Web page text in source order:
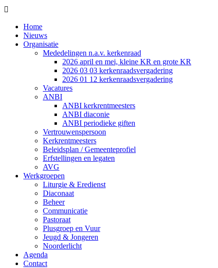

Home
Nieuws
Organisatie
Mededelingen n.a.v. kerkenraad
2026 april en mei, kleine KR en grote KR
2026 03 03 kerkenraadsvergadering
2026 01 12 kerkenraadsvergadering
Vacatures
ANBI
ANBI kerkrentmeesters
ANBI diaconie
ANBI periodieke giften
Vertrouwenspersoon
Kerkrentmeesters
Beleidsplan / Gemeenteprofiel
Erfstellingen en legaten
AVG
Werkgroepen
Liturgie & Eredienst
Diaconaat
Beheer
Communicatie
Pastoraat
Plusgroep en Vuur
Jeugd & Jongeren
Noorderlicht
Agenda
Contact